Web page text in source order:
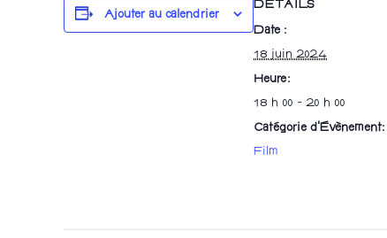
Ajouter au calendrier
DÉTAILS
Date :
18 juin 2024
Heure :
18 h 00 - 20 h 00
Catégorie d’Évènement:
Film